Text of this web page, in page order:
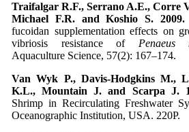
Traifalgar R.F., Serrano A.E., Corre
Michael F.R. and Koshio S. 2009.
fucoidan supplementation effects on
vibriosis resistance of
Aquaculture Science, 57(2): 167–174.
Van Wyk P., Davis-Hodgkins M.,
K.L., Mountain J. and Scarpa J.
Shrimp in Recirculating Freshwater
Oceanographic Institution, USA. 220P.